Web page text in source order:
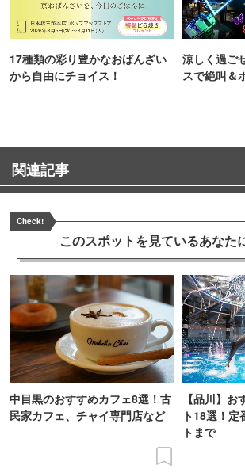
17種類の彩り豊かなおばんざい
から自由にチョイス！
涼しく過ご
スで絶叫＆
関連記事
Check!
このスポットを見ているあなた
中目黒のおすすめカフェ8選！古
民家カフェ、チャイ専門店など
【品川】
ト18選！
トまで